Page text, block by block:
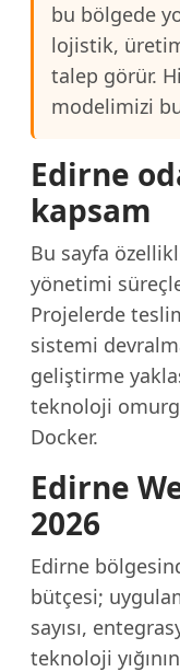
bu bölgede
lojistik,
talep görür.
modelimizi
Edirne
kapsam
Bu sayfa
yönetimi
Projelerde
sistemi
geliştirme
teknoloji
Docker.
Edirne
2026
Edirne
bütçesi;
sayısı,
teknoloji